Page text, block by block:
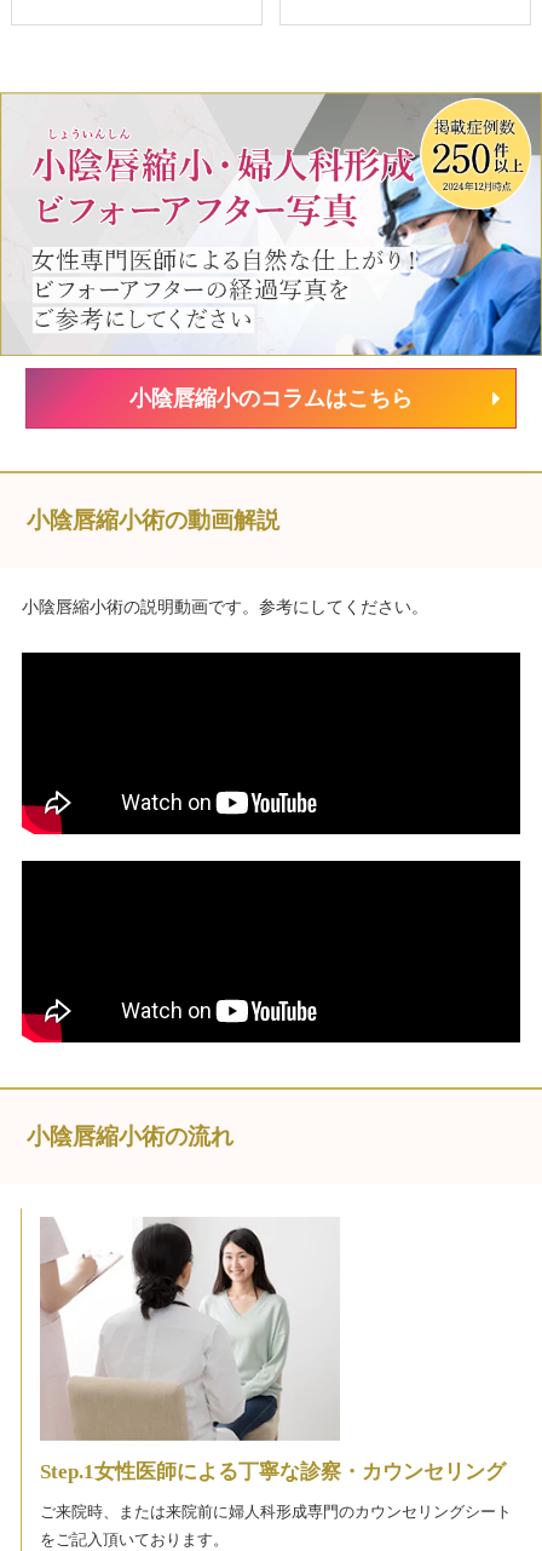
小陰唇縮小のコラムはこちら
小陰唇縮小術の動画解説
小陰唇縮小術の説明動画です。参考にしてください。
小陰唇縮小術の流れ
Step.1女性医師による丁寧な診察・カウンセリング
ご来院時、または来院前に婦人科形成専門のカウンセリングシート
をご記入頂いております。